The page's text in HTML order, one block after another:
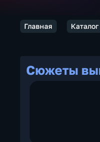
Главная Каталог
Сюжеты